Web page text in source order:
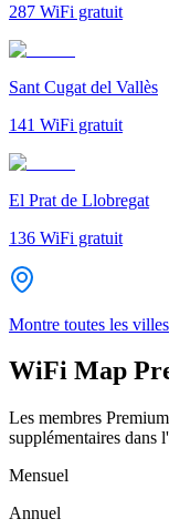
287 WiFi gratuit
Sant Cugat del Vallès
141 WiFi gratuit
El Prat de Llobregat
136 WiFi gratuit
Montre toutes les villes
WiFi Map
Les membres
supplémentaires dans
Mensuel
Annuel